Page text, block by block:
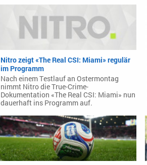
Nitro zeigt «The Real CSI: Miami» regulär
im Programm
Nach einem Testlauf an Ostermontag
nimmt Nitro die True-Crime-
Dokumentation «The Real CSI: Miami» nun
dauerhaft ins Programm auf.